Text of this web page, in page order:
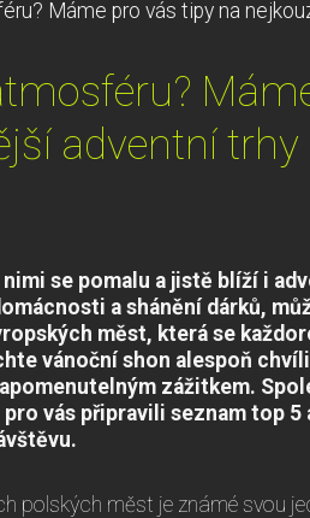
Máme pro vás tipy na
adventní trhy
se pomalu a jistě blíží i
a shánění dárků,
měst, která se
vánoční shon alespoň
zážitkem.
vás připravili seznam top
polských měst je známé svou